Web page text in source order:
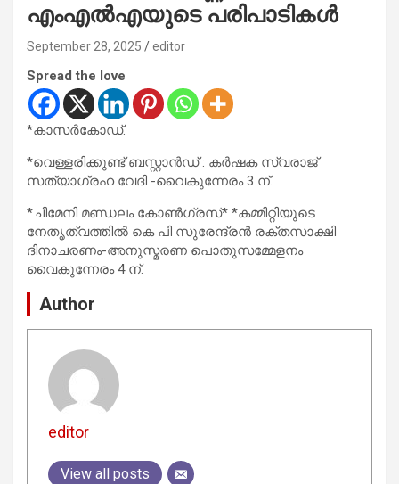
എംഎൽഎയുടെ പരിപാടികൾ
September 28, 2025 editor
Spread the love
*കാസർകോഡ്.
*വെള്ളരിക്കുണ്ട് ബസ്റ്റാൻഡ് : കർഷക സ്വരാജ്
സത്യാഗ്രഹ വേദി -വൈകുന്നേരം 3 ന്.
*ചീമേനി മണ്ഡലം കോൺഗ്രസ്* *കമ്മിറ്റിയുടെ
നേതൃത്വത്തിൽ കെ പി സുരേന്ദ്രൻ രക്തസാക്ഷി
ദിനാചരണം-അനുസ്മരണ പൊതുസമ്മേളനം
വൈകുന്നേരം 4 ന്.
Author
editor
View all posts